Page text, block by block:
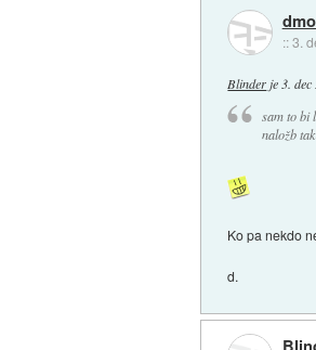
::3.
Blinder je 3.
sam to bi
naložb
Ko pa nekdo
d.